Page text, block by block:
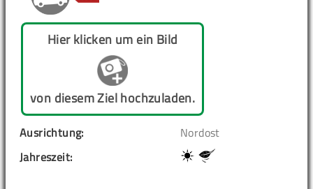
Hier klicken um ein Bild
von diesem Ziel hochzuladen.
Ausrichtung:
Nordost
Jahreszeit: